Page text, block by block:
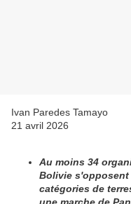
Ivan Paredes Tamayo
21 avril 2026
Au moins 34
Bolivie
catégories de